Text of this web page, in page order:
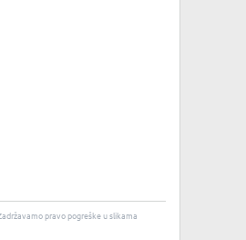
pravo pogreške u slikama